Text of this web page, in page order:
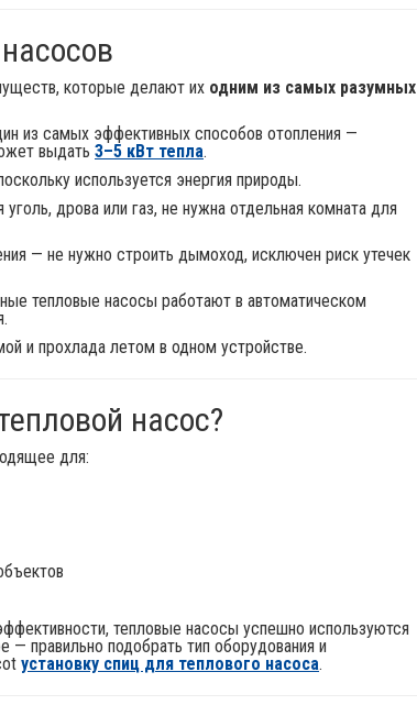
которые делают их одним из самых разумных
из самых эффективных способов отопления —
выдать 3–5 кВт тепла.
используется энергия природы.
уголь, дрова или газ, не нужна отдельная комната для
— не нужно строить дымоход, исключен риск утечек
тепловые насосы работают в автоматическом
и прохлада летом в одном устройстве.
насос?
для:
тепловые насосы успешно используются
— правильно подобрать тип оборудования и
установку спиц для теплового насоса.